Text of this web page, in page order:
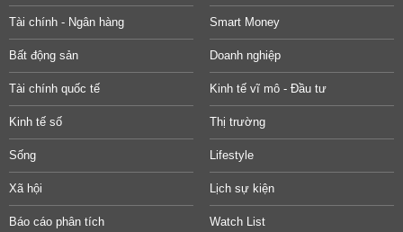
Tài chính - Ngân hàng Smart Money
Bất động sản Doanh nghiệp
Tài chính quốc tế Kinh tế vĩ mô - Đầu tư
Kinh tế số Thị trường
Sống Lifestyle
Xã hội Lịch sự kiện
Báo cáo phân tích Watch List